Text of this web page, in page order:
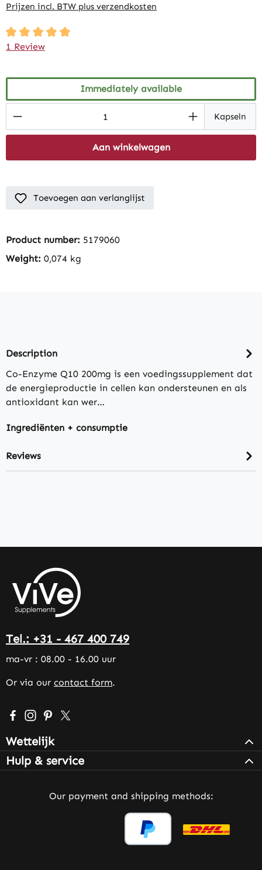
Prijzen incl. BTW plus verzendkosten
Average rating of 5 out of 5 stars
1 Review
Immediately available
Product Quantity: Enter the desiredKapseln
Aan winkelwagen
Toevoegen aan verlanglijst
Product number: 5179060
Weight: 0,074 kg
Description
Co-Enzyme Q10 200mg is een voedingssupplement dat
de energieproductie in cellen kan ondersteunen en als
antioxidant kan wer…
Ingrediënten + consumptie
Reviews
Tel.: +31 - 467 400 749
ma-vr : 08.00 - 16.00 uur
Or via our contact form.
Visit us on Facebook – opens in a new browser tab
Check us out on Instagram – opens in a new
Get inspired on Pinterest – opens in a new
Follow us on X – opens in a new browser
Wettelijk
Hulp & service
Our payment and shipping methods: